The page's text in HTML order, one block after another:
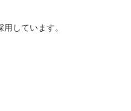
しています。